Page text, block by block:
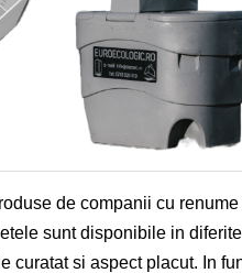
de companii cu
sunt disponibile in
curatat si aspect placut. In